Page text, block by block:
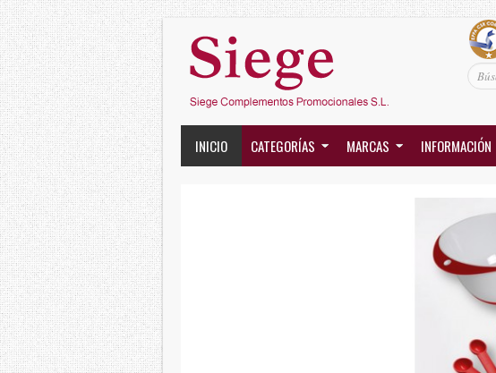
INICIO CATEGORÍAS MARCAS INFORMACIÓN